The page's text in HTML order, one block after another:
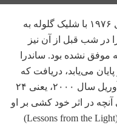
ساندرا راجرز (Sandra Rogers) در سال ۱۹۷۶ با شلیک گلوله به
شب قبل از آن نیز
نشده بود. ساندرا
می‌یابد، دریافت که
این‌گونه نیست. ساندرا بالاخره در ۲۸ آوریل سال ۲۰۰۰، یعنی ۲۴
در اثر خود کشی بر او
گذشت را در کتاب «درسهائی از نور» (Lessons from the Light)